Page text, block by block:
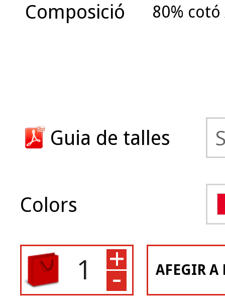
Composició 80%
Guia de talles
Colors
AFEGIR A
+
-